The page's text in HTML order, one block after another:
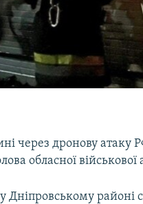
через дронову
обласної
Дніпровському районі